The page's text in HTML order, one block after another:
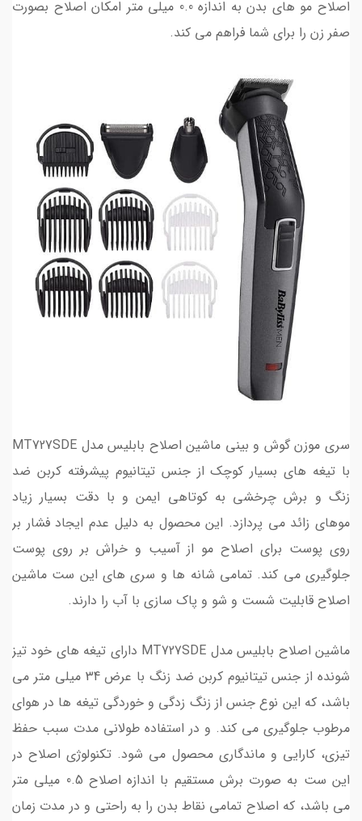
اصلاح مو های بدن به اندازه 0.0 میلی متر امکان اصلاح بصورت
صفر زن را برای شما فراهم می کند.
سری موزن گوش و بینی ماشین اصلاح بابلیس مدل MT727SDE
با تیغه های بسیار کوچک از جنس تیتانیوم پیشرفته کربن ضد
زنگ و برش چرخشی به کوتاهی ایمن و با دقت بسیار زیاد
موهای زائد می پردازد. این محصول به دلیل عدم ایجاد فشار بر
روی پوست برای اصلاح مو از آسیب و خراش بر روی پوست
جلوگیری می کند. تمامی شانه ها و سری های این ست ماشین
اصلاح قابلیت شست و شو و پاک سازی با آب را دارند.
ماشین اصلاح بابلیس مدل MT727SDE دارای تیغه های خود تیز
شونده از جنس تیتانیوم کربن ضد زنگ با عرض 34 میلی متر می
باشد، که این نوع جنس از زنگ زدگی و خوردگی تیغه ها در هوای
مرطوب جلوگیری می کند. و در استفاده طولانی مدت سبب حفظ
تیزی، کارایی و ماندگاری محصول می شود. تکنولوژی اصلاح در
این ست به صورت برش مستقیم با اندازه اصلاح 0.5 میلی متر
می باشد، که اصلاح تمامی نقاط بدن را به راحتی و در مدت زمان